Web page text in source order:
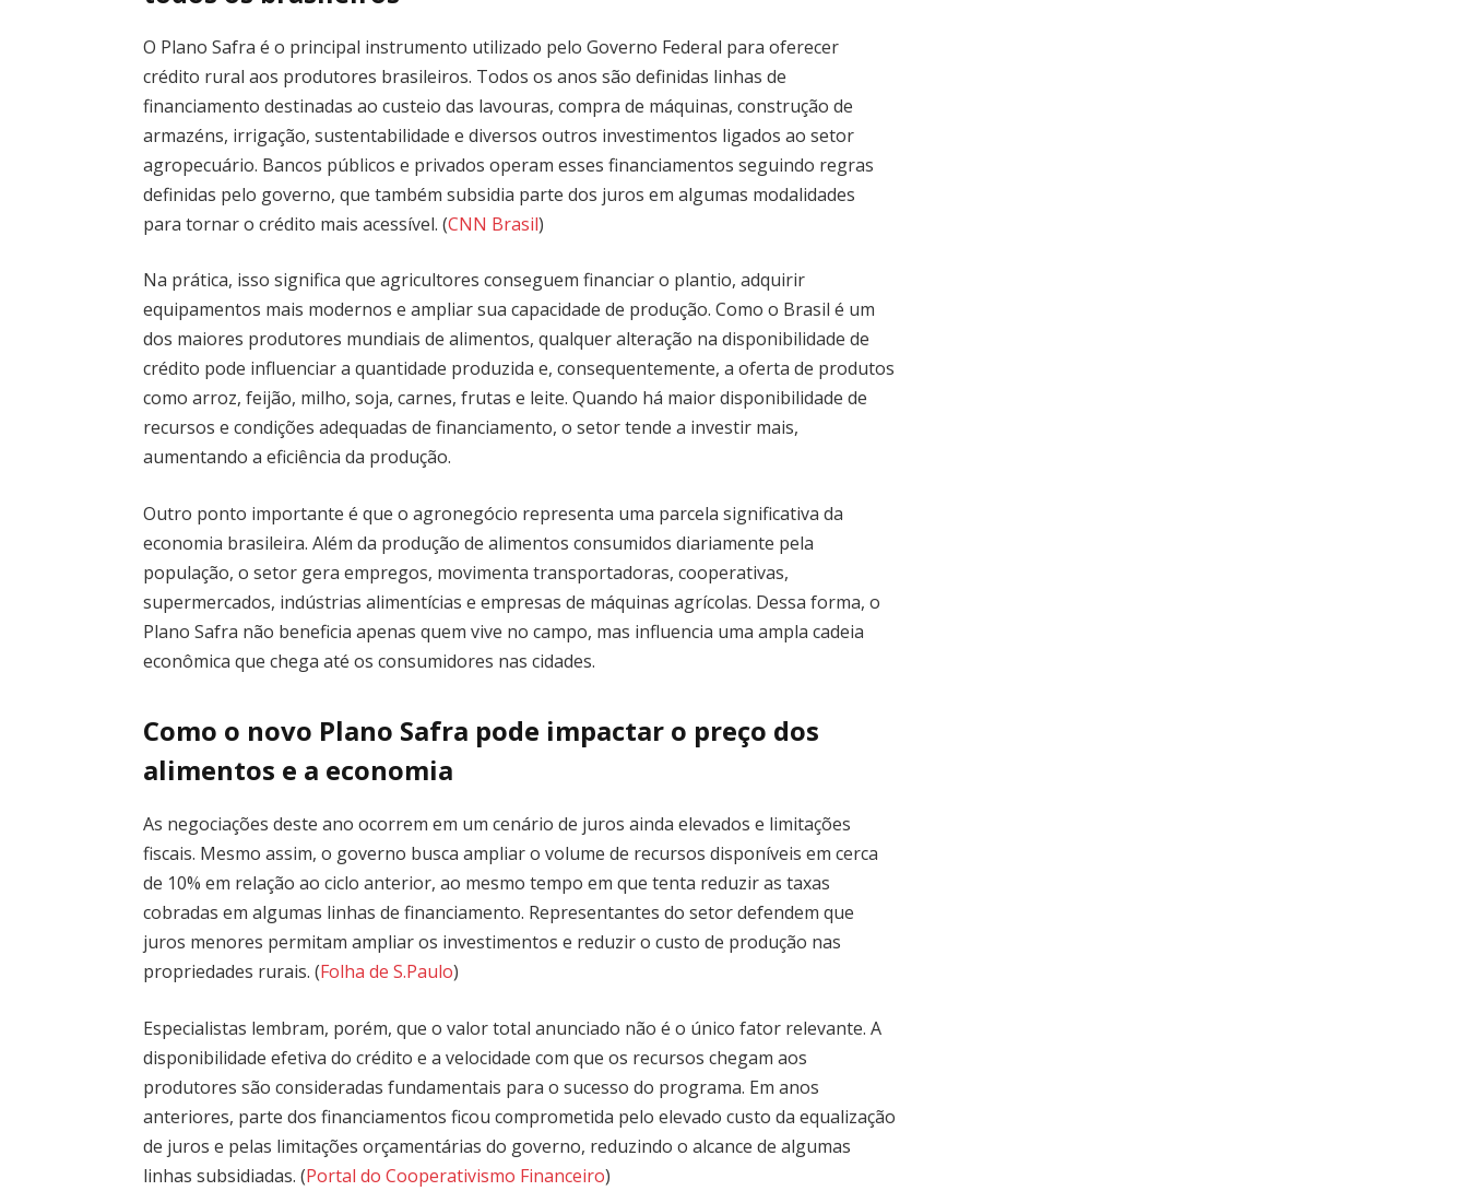
O Plano Safra é o principal instrumento utilizado pelo Governo Federal para oferecer
crédito rural aos produtores brasileiros. Todos os anos são definidas linhas de
financiamento destinadas ao custeio das lavouras, compra de máquinas, construção de
armazéns, irrigação, sustentabilidade e diversos outros investimentos ligados ao setor
agropecuário. Bancos públicos e privados operam esses financiamentos seguindo regras
definidas pelo governo, que também subsidia parte dos juros em algumas modalidades
para tornar o crédito mais acessível. (CNN Brasil)
Na prática, isso significa que agricultores conseguem financiar o plantio, adquirir
equipamentos mais modernos e ampliar sua capacidade de produção. Como o Brasil é um
dos maiores produtores mundiais de alimentos, qualquer alteração na disponibilidade de
crédito pode influenciar a quantidade produzida e, consequentemente, a oferta de produtos
como arroz, feijão, milho, soja, carnes, frutas e leite. Quando há maior disponibilidade de
recursos e condições adequadas de financiamento, o setor tende a investir mais,
aumentando a eficiência da produção.
Outro ponto importante é que o agronegócio representa uma parcela significativa da
economia brasileira. Além da produção de alimentos consumidos diariamente pela
população, o setor gera empregos, movimenta transportadoras, cooperativas,
supermercados, indústrias alimentícias e empresas de máquinas agrícolas. Dessa forma, o
Plano Safra não beneficia apenas quem vive no campo, mas influencia uma ampla cadeia
econômica que chega até os consumidores nas cidades.
Como o novo Plano Safra pode impactar o preço dos
alimentos e a economia
As negociações deste ano ocorrem em um cenário de juros ainda elevados e limitações
fiscais. Mesmo assim, o governo busca ampliar o volume de recursos disponíveis em cerca
de 10% em relação ao ciclo anterior, ao mesmo tempo em que tenta reduzir as taxas
cobradas em algumas linhas de financiamento. Representantes do setor defendem que
juros menores permitam ampliar os investimentos e reduzir o custo de produção nas
propriedades rurais. (Folha de S.Paulo)
Especialistas lembram, porém, que o valor total anunciado não é o único fator relevante. A
disponibilidade efetiva do crédito e a velocidade com que os recursos chegam aos
produtores são consideradas fundamentais para o sucesso do programa. Em anos
anteriores, parte dos financiamentos ficou comprometida pelo elevado custo da equalização
de juros e pelas limitações orçamentárias do governo, reduzindo o alcance de algumas
linhas subsidiadas. (Portal do Cooperativismo Financeiro)